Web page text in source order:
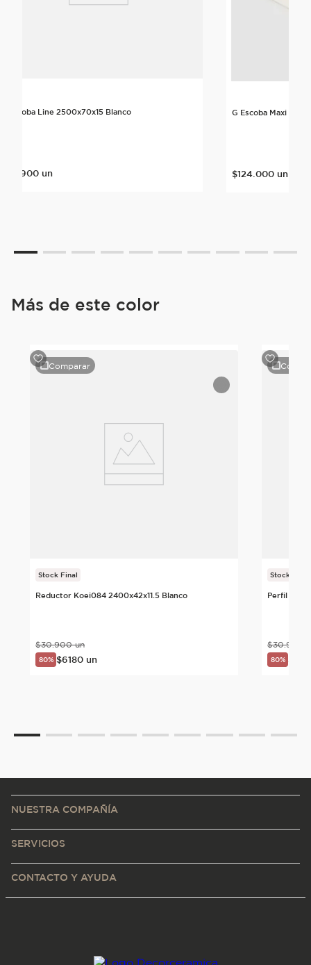
G Escoba Line 2500x70x15 Blanco
900 un
G Escoba Maxi Line
$124.000 un
Más de este color
Comparar
Stock Final
Reductor Koei084 2400x42x11.5 Blanco
$30.900 un
80% $6180 un
Stock Final
Perfil T
$30.900
80% $
NUESTRA COMPAÑÍA
SERVICIOS
CONTACTO Y AYUDA